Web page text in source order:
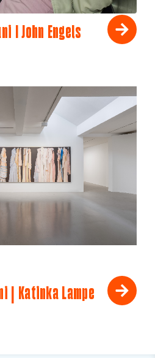
I John Engels
| Katinka Lampe